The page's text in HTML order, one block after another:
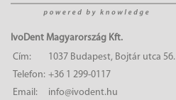
IvoDent Magyarország Kft.
Cím:
1037 Budapest, Bojtár utca 56.
Telefon: +36 1 299-0117
Email:
info@ivodent.hu